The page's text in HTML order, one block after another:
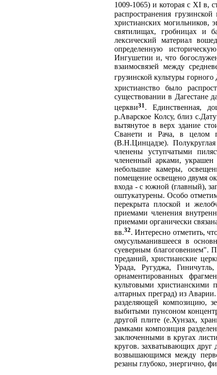
1009-1065) и которая с XI в,
распространения
христианских могильников,
святилищах, гробницах и
лексический материал
определенную
Ингушетии и, что
взаимосвязей между
грузинской культуры
христианство было
существовании в Дагестане
церкви31 . Единственная,
р.Аварское Колсу, близ
вытянутое в верх здание
Сванети и Рача, в целом
(В.Н.Цинцадзе).
членены уступчатыми
члененный арками,
небольшие камеры,
помещение освещено двумя
входа - с южной (главный),
оштукатурены. Особо
перекрыта плоской и
приемами членения
приемами органически
вв.32. Интересно отметить,
омусульманившееся в
суеверным благоговением".
преданий, христианские
Урада, Ругуджа,
орнаментированных
культовыми христианскими
алтарных преград) из
разделяющей композицию,
выбитыми пунсоном
другой плите (е.Хунзах,
рамками композиция
заключенными в кругах
кругов. захватывающих
возвышающимся между
резаны глубоко, энергично,